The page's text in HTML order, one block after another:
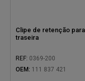
Clipe de retenção
traseira
REF: 0369-200
OEM: 111 837 421
Compatível com: